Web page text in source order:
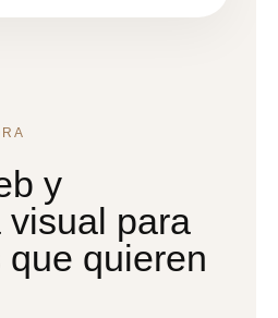
y
visual para
quieren